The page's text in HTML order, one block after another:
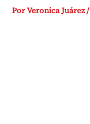
PorVeronica Juárez/